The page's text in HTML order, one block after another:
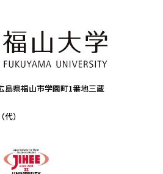
県福山市学園町1番地三蔵
）